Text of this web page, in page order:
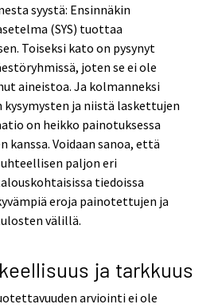
syystä: Ensinnäkin
(SYS) tuottaa
Toiseksi kato on pysynyt
joten se ei ole
aineistoa. Ja kolmanneksi
ja niistä laskettujen
on heikko painotuksessa
Voidaan sanoa, että
paljon eri
tiedoissa
eroja painotettujen ja
välillä.
ja tarkkuus
arviointi ei ole